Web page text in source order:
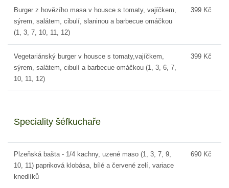
Burger z hovězího masa v housce s tomaty, vajíčkem,
sýrem, salátem, cibulí, slaninou a barbecue omáčkou
(1, 3, 7, 10, 11, 12)
399 Kč
Vegetariánský burger v housce s tomaty,vajíčkem,
sýrem, salátem, cibulí a barbecue omáčkou (1, 3, 6, 7,
10, 11, 12)
399 Kč
Speciality šéfkuchaře
Plzeňská bašta - 1/4 kachny, uzené maso (1, 3, 7, 9,
10, 11) papriková klobása, bílé a červené zelí, variace
knedlíků
690 Kč